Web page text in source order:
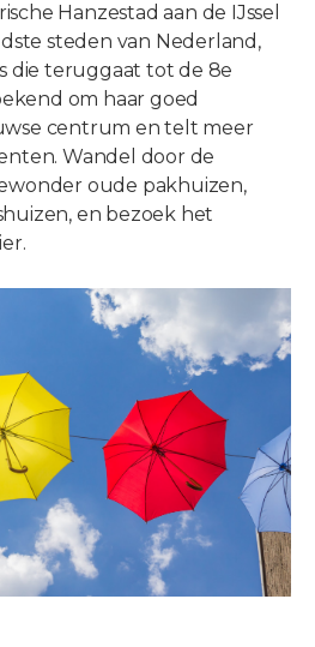
Hanzestad aan de IJssel
steden van Nederland,
die teruggaat tot de 8e
om haar goed
centrum en telt meer
Wandel door de
oude pakhuizen,
en bezoek het